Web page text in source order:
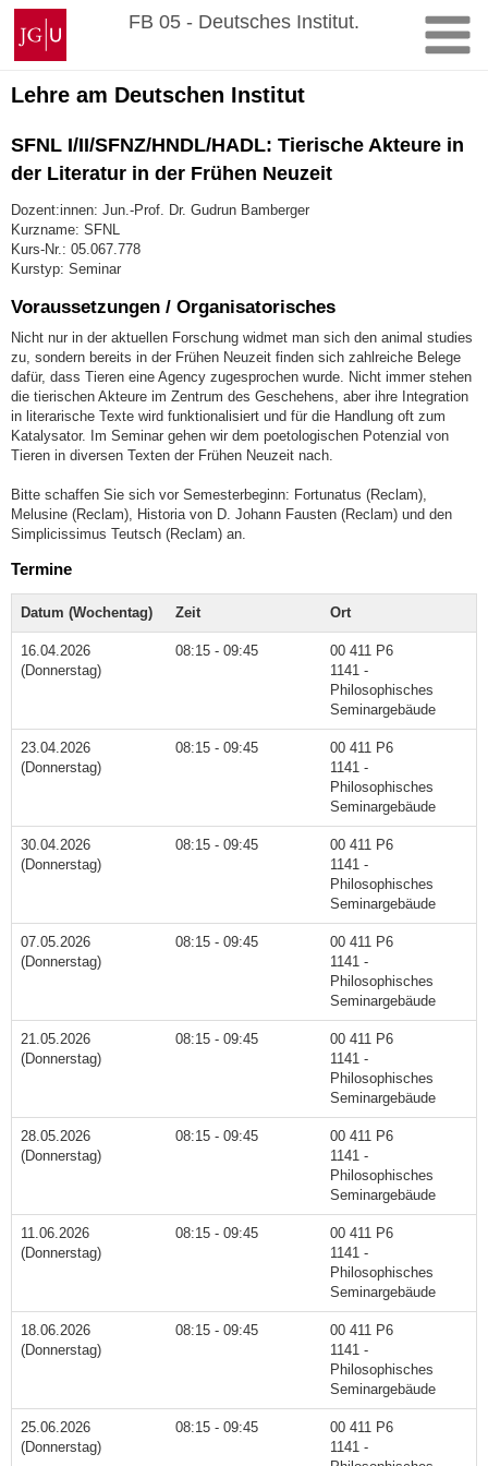
Zum
Inhalt
springen
Johannes
Gutenberg-
Universität
Mainz
FB 05 - Deutsches Institut.
Lehre am Deutschen Institut
SFNL I/II/SFNZ/HNDL/HADL: Tierische Akteure in
der Literatur in der Frühen Neuzeit
Dozent:innen: Jun.-Prof. Dr. Gudrun Bamberger
Kurzname: SFNL
Kurs-Nr.: 05.067.778
Kurstyp: Seminar
Voraussetzungen / Organisatorisches
Nicht nur in der aktuellen Forschung widmet man sich den animal studies
zu, sondern bereits in der Frühen Neuzeit finden sich zahlreiche Belege
dafür, dass Tieren eine Agency zugesprochen wurde. Nicht immer stehen
die tierischen Akteure im Zentrum des Geschehens, aber ihre Integration
in literarische Texte wird funktionalisiert und für die Handlung oft zum
Katalysator. Im Seminar gehen wir dem poetologischen Potenzial von
Tieren in diversen Texten der Frühen Neuzeit nach.
Bitte schaffen Sie sich vor Semesterbeginn: Fortunatus (Reclam),
Melusine (Reclam), Historia von D. Johann Fausten (Reclam) und den
Simplicissimus Teutsch (Reclam) an.
Termine
Datum (Wochentag) Zeit Ort
16.04.2026
(Donnerstag)
08:15 - 09:45
00 411 P6
1141 -
Philosophisches
Seminargebäude
23.04.2026
(Donnerstag)
08:15 - 09:45
00 411 P6
1141 -
Philosophisches
Seminargebäude
30.04.2026
(Donnerstag)
08:15 - 09:45
00 411 P6
1141 -
Philosophisches
Seminargebäude
07.05.2026
(Donnerstag)
08:15 - 09:45
00 411 P6
1141 -
Philosophisches
Seminargebäude
21.05.2026
(Donnerstag)
08:15 - 09:45
00 411 P6
1141 -
Philosophisches
Seminargebäude
28.05.2026
(Donnerstag)
08:15 - 09:45
00 411 P6
1141 -
Philosophisches
Seminargebäude
11.06.2026
(Donnerstag)
08:15 - 09:45
00 411 P6
1141 -
Philosophisches
Seminargebäude
18.06.2026
(Donnerstag)
08:15 - 09:45
00 411 P6
1141 -
Philosophisches
Seminargebäude
25.06.2026
(Donnerstag)
08:15 - 09:45
00 411 P6
1141 -